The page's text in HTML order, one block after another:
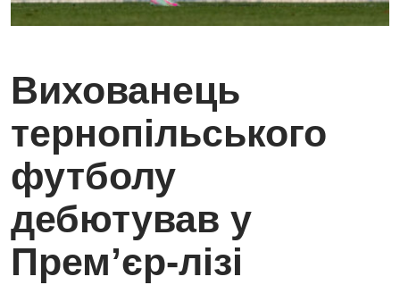
Вихованець
тернопільського
футболу
дебютував у
Прем’єр-лізі